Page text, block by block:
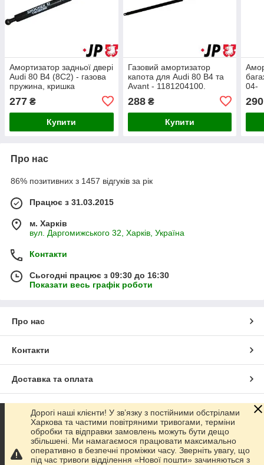
Амортизатор задньої двері
Audi 80 B4 (8C2) - газова
пружина, кришка
277 ₴
Купити
Газовий амортизатор
капота для Audi 80 B4 та
Avant - 1181204100.
288₴
Купити
04-
290
Про нас
86% позитивних з 1457 відгуків за рік
Працює з 31.03.2015
м. Харків
вул. Даргомижського 32, Харків, Україна
Контакти
Сьогодні працює з 09:30 до 16:30
Показати весь графік роботи
Про нас
Контакти
Доставка та оплата
Графік роботи
Повна версія сайту
Дорогі наші клієнти! У зв’язку з постійними обстрілами
Харкова та частими повітряними тривогами, терміни
обробки та відправки замовлень можуть бути дещо
збільшені. Ми намагаємося працювати максимально
оперативно в безпечні проміжки часу. Зверніть увагу, що
під час тривоги відділення «Нової пошти» зачиняються з